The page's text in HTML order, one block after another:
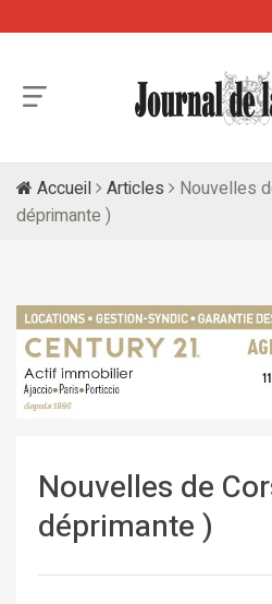
Accueil Articles
Nouvelles
déprimante )
Nouvelles de
déprimante )